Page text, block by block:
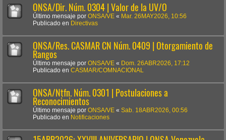
ONSA/Dir. Núm. 0304 | Valor de la UV/O
Último mensaje por ONSA/VE « Mar. 26MAY2026, 10:56
Publicado en Directivas
ONSA/Res. CASMAR CN Núm. 0409 | Otorgamiento de
Rangos
Último mensaje por ONSA/VE « Dom. 26ABR2026, 17:12
Publicado en CASMAR/COMNACIONAL
ONSA/Ntfn. Núm. 0301 | Postulaciones a
Reconocimientos
Último mensaje por ONSA/VE « Sab. 18ABR2026, 00:56
Publicado en Notificaciones